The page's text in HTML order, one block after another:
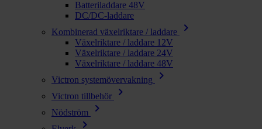
Batteriladdare 48V
DC/DC-laddare
Kombinerad växelriktare / laddare
chevron_right
Växelriktare / laddare 12V
Växelriktare / laddare 24V
Växelriktare / laddare 48V
Victron systemövervakning
chevron_right
Victron tillbehör chevron_right
Nödström chevron_right
chevron_right